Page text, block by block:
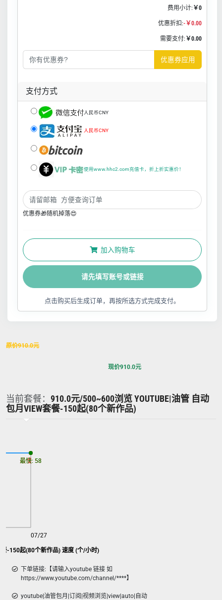
费用小计: ￥0
优惠折扣:-￥0.00
需要支付: ￥0.00
优惠券应用
支付方式
人民币CNY
人民币CNY
使用www.hhc2.com充值卡，折上折实惠价！
优惠券🎁随机掉落😍
加入购物车
请先填写账号或链接
点击购买后生成订单，再按所选方式完成支付。
原价910.0元
现价910.0元
当前套餐： 910.0元/500~600浏览 YOUTUBE|油管 自动
包月VIEW套餐-150起(80个新作品)
-150起(80个新作品) 速度 (个/小时)
07/27
最慢: 58
最快: 58
下单链接:【请输入youtube 链接 如
https://www.youtube.com/channel/****】
youtube|油管包月|订阅|视频浏览|view|auto|自动